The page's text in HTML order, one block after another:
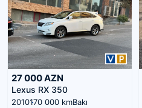
27 000AZN
Lexus RX 350
2010170 000 kmBakı